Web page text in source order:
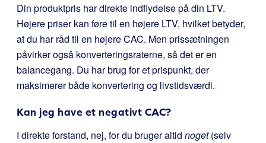
Din produktpris har direkte indflydelse på din LTV.
Højere priser kan føre til en højere LTV, hvilket betyder,
at du har råd til en højere CAC. Men prissætningen
påvirker også konverteringsraterne, så det er en
balancegang. Du har brug for et prispunkt, der
maksimerer både konvertering og livstidsværdi.
Kan jeg have et negativt CAC?
I direkte forstand, nej, for du bruger altid noget(selv